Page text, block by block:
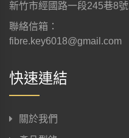
新竹市經國路一段245巷8號
聯絡信箱：
fibre.key6018@gmail.com
快速連結
關於我們